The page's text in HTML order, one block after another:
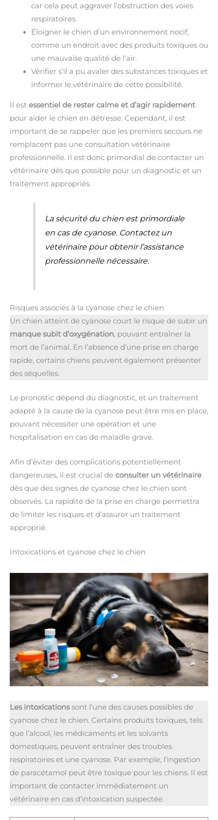
car cela peut aggraver l’obstruction des voies
respiratoires.
Éloigner le chien d’un environnement nocif,
comme un endroit avec des produits toxiques ou
une mauvaise qualité de l’air.
Vérifier s’il a pu avaler des substances toxiques et
informer le vétérinaire de cette possibilité.
Il est essentiel de rester calme et d’agir rapidement
pour aider le chien en détresse. Cependant, il est
important de se rappeler que les premiers secours ne
remplacent pas une consultation vétérinaire
professionnelle. Il est donc primordial de contacter un
vétérinaire dès que possible pour un diagnostic et un
traitement appropriés.
La sécurité du chien est primordiale
en cas de cyanose. Contactez un
vétérinaire pour obtenir l’assistance
professionnelle nécessaire.
Risques associés à la cyanose chez le chien
Un chien atteint de cyanose court le risque de subir un
manque subit d’oxygénation, pouvant entraîner la
mort de l’animal. En l’absence d’une prise en charge
rapide, certains chiens peuvent également présenter
des séquelles.
Le pronostic dépend du diagnostic, et un traitement
adapté à la cause de la cyanose peut être mis en place,
pouvant nécessiter une opération et une
hospitalisation en cas de maladie grave.
Afin d’éviter des complications potentiellement
dangereuses, il est crucial de consulter un vétérinaire
dès que des signes de cyanose chez le chien sont
observés. La rapidité de la prise en charge permettra
de limiter les risques et d’assurer un traitement
approprié.
Intoxications et cyanose chez le chien
Les intoxicationssont l’une des causes possibles de
cyanose chez le chien. Certains produits toxiques, tels
que l’alcool, les médicaments et les solvants
domestiques, peuvent entraîner des troubles
respiratoires et une cyanose. Par exemple, l’ingestion
de paracétamol peut être toxique pour les chiens. Il est
important de contacter immédiatement un
vétérinaire en cas d’intoxication suspectée.